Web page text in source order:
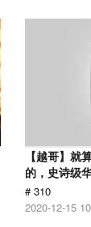
【越哥】就
的，史诗级
# 310
2020-12-15